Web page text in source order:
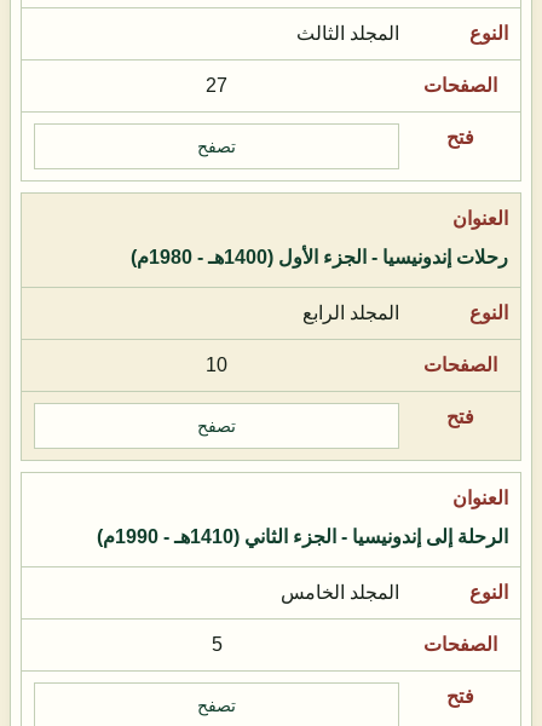
المجلد الثالث
27
تصفح
رحلات إندونيسيا - الجزء الأول (1400هـ - 1980م)
المجلد الرابع
10
تصفح
الرحلة إلى إندونيسيا - الجزء الثاني (1410هـ - 1990م)
المجلد الخامس
5
تصفح